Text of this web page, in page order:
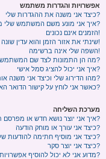
אפשרויות והגדרות משתמש
כיצד אני משנה את ההגדרות שלי?
איך אני מונע משם המשתמש שלי מלהופיע ברשימת המשתמשים המחוברים?
הזמנים אינם נכונים!
שינתי את אזור הזמן והוא עדין שונה מהזמן שלי!
השפה שלי אינה ברשימה!
מה הן התמונות לצד שם המשתמש שלי?
איך אני יכול להציג סמל אישי?
מהו הדירוג שלי וכיצד אני משנה אותו?
כאשר אני לוחץ על קישור הדואר האלקטרוני של משתמש הוא מבקש ממני להתחבר?
מערכת השליחה
איך אני יוצר נושא חדש או מפרסם תגובה?
כיצד אני עורך או מוחק הודעה?
כיצד אני מוסיף חתימה להודעות שלי?
כיצד אני יוצר סקר?
מדוע אני לא יכול להוסיף אפשרויות נוספות לסקר?